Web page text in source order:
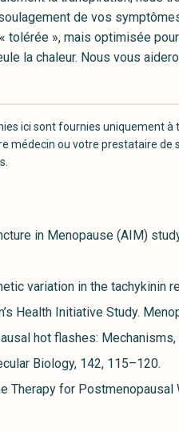
de vos
tolérée », mais optimisée
la chaleur. Nous vous
ici sont fournies uniquement
médecin ou votre prestataire de
in Menopause (AIM)
variation in the
Health Initiative Study.
hot flashes:
Biology, 142, 115–120.
Therapy for